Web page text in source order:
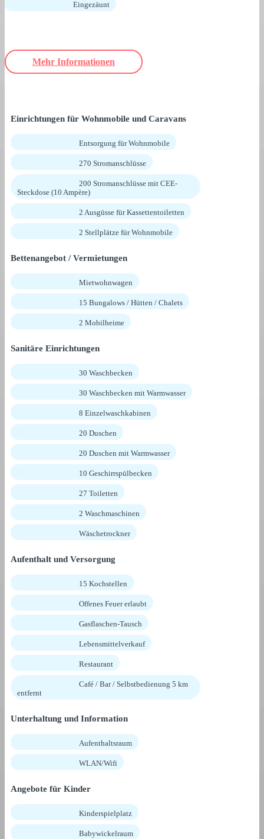
Eingezäunt
Mehr Informationen
Einrichtungen für Wohnmobile und Caravans
Entsorgung für Wohnmobile
270 Stromanschlüsse
200 Stromanschlüsse mit CEE-
Steckdose (10 Ampère)
2 Ausgüsse für Kassettentoiletten
2 Stellplätze für Wohnmobile
Bettenangebot / Vermietungen
Mietwohnwagen
15 Bungalows / Hütten / Chalets
2 Mobilheime
Sanitäre Einrichtungen
30 Waschbecken
30 Waschbecken mit Warmwasser
8 Einzelwaschkabinen
20 Duschen
20 Duschen mit Warmwasser
10 Geschirrspülbecken
27 Toiletten
2 Waschmaschinen
Wäschetrockner
Aufenthalt und Versorgung
15 Kochstellen
Offenes Feuer erlaubt
Gasflaschen-Tausch
Lebensmittelverkauf
Restaurant
Café / Bar / Selbstbedienung 5 km
entfernt
Unterhaltung und Information
Aufenthaltsraum
WLAN/Wifi
Angebote für Kinder
Kinderspielplatz
Babywickelraum